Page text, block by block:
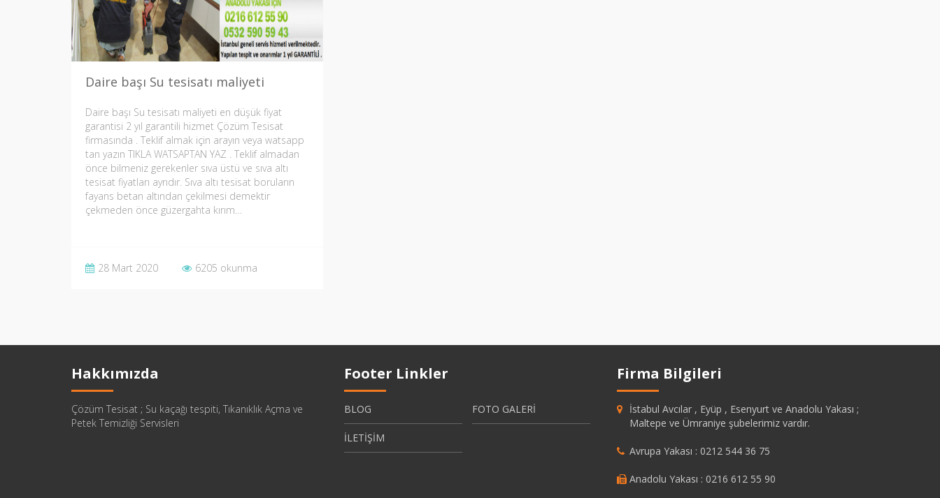
Daire başı Su tesisatı maliyeti
Daire başı Su tesisatı maliyeti en düşük fiyat
garantisi 2 yıl garantili hizmet Çözüm Tesisat
firmasında . Teklif almak için arayın veya watsapp
tan yazın TIKLA WATSAPTAN YAZ . Teklif almadan
önce bilmeniz gerekenler sıva üstü ve sıva altı
tesisat fiyatları ayrıdır. Sıva altı tesisat boruların
fayans betan altından çekilmesi demektir
çekmeden önce güzergahta kırım…
28 Mart 2020 6205 okunma
Hakkımızda
Çözüm Tesisat ; Su kaçağı tespiti, Tıkanıklık Açma ve
Petek Temizliği Servisleri
Footer Linkler
BLOG FOTO GALERİ
İLETİŞİM
Firma Bilgileri
İstabul Avcılar , Eyüp , Esenyurt ve Anadolu Yakası ;
Maltepe ve Ümraniye şubelerimiz vardır.
Avrupa Yakası : 0212 544 36 75
Anadolu Yakası : 0216 612 55 90